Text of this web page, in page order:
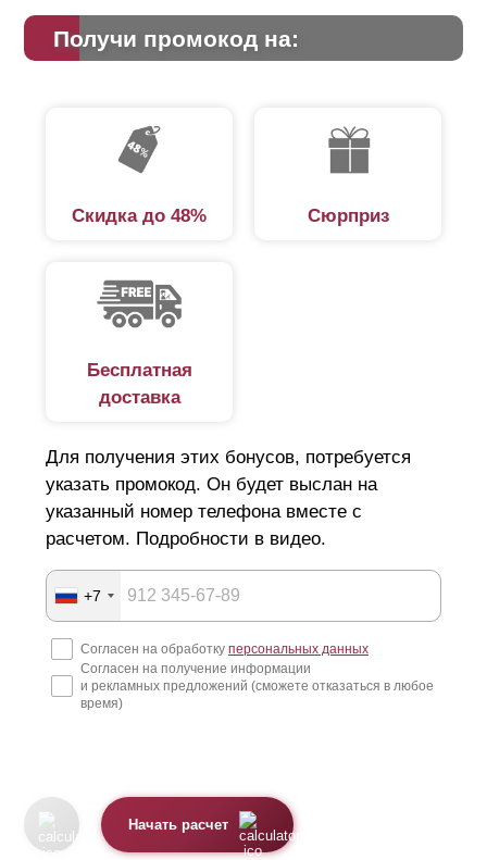
Получи промокод на:
Скидка до 48% Сюрприз
Бесплатная
доставка
Для получения этих бонусов, потребуется
указать промокод. Он будет выслан на
указанный номер телефона вместе с
расчетом. Подробности в видео.
+7
Согласен на обработку персональных данных
Согласен на получение информации
и рекламных предложений (сможете отказаться в любое
время)
Начать расчет